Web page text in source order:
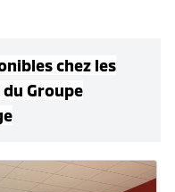
s chez les
du Groupe